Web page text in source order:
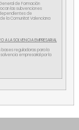
de Formación
las subvenciones
de
la Comunitat Valenciana
A LA SOLVENCIA EMPRESARIAL
bases reguladoras para la
empresarial por la